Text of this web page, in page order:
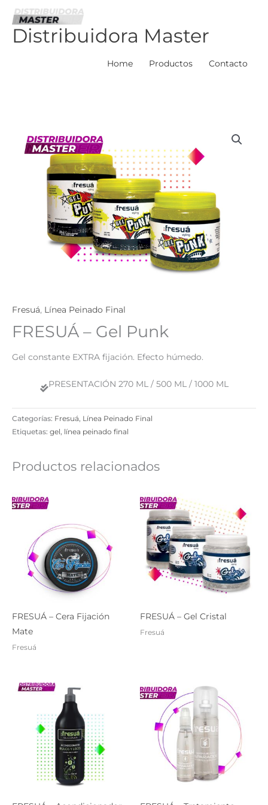
contenido
Distribuidora Master
Home Productos Contacto
Fresuá, Línea Peinado Final
FRESUÁ – Gel Punk
Gel constante EXTRA fijación. Efecto húmedo.
PRESENTACIÓN 270 ML / 500 ML / 1000 ML
Categorías: Fresuá, Línea Peinado Final
Etiquetas: gel, línea peinado final
Productos relacionados
FRESUÁ – Cera Fijación
Mate
Fresuá
FRESUÁ – Gel Cristal
Fresuá